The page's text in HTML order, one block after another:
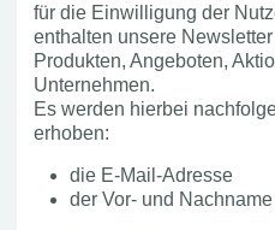
für die Einwilligung der
enthalten unsere
Produkten, Angeboten,
Unternehmen.
Es werden hierbei
erhoben:
die E-Mail-Adresse
der Vor- und Nachname